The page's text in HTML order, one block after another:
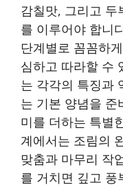
감칠맛, 그리고 두
를 이루어야 합니
단계별로 꼼꼼하
심하고 따라할 수
는 각각의 특징과
는 기본 양념을 준
미를 더하는 특별
계에서는 조림의
맞춤과 마무리 작
를 거치면 깊고 풍